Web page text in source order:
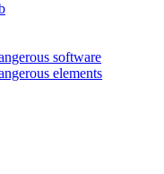
software
elements